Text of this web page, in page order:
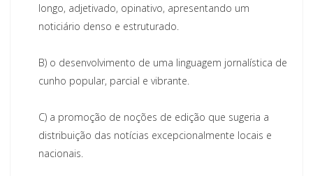
longo, adjetivado, opinativo, apresentando um
noticiário denso e estruturado.
B) o desenvolvimento de uma linguagem jornalística de
cunho popular, parcial e vibrante.
C) a promoção de noções de edição que sugeria a
distribuição das notícias excepcionalmente locais e
nacionais.